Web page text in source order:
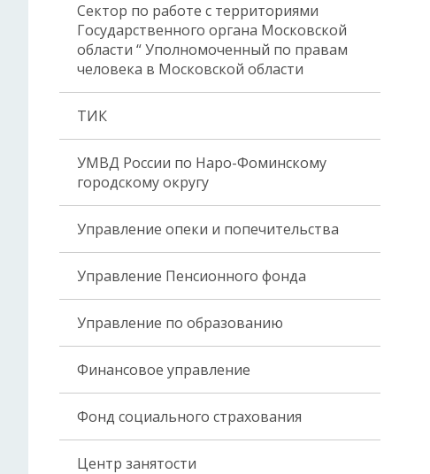
Сектор по работе с территориями
Государственного органа Московской
области “ Уполномоченный по правам
человека в Московской области
ТИК
УМВД России по Наро-Фоминскому
городскому округу
Управление опеки и попечительства
Управление Пенсионного фонда
Управление по образованию
Финансовое управление
Фонд социального страхования
Центр занятости